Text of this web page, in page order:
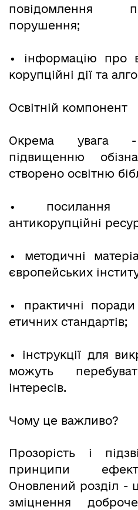
повідомлення
порушення;
• інформацію про
корупційні дії та
Освітній компонент
Окрема увага
підвищенню
створено освітню
• посилання
антикорупційні
• методичні
європейських
• практичні
етичних стандартів;
• інструкції для
можуть
інтересів.
Чому це важливо?
Прозорість і
принципи
Оновлений розділ -
зміцнення